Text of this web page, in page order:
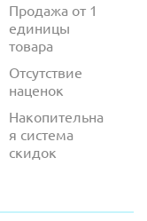
Продажа от 1
единицы
товара
Отсутствие
наценок
Накопительна
я система
скидок